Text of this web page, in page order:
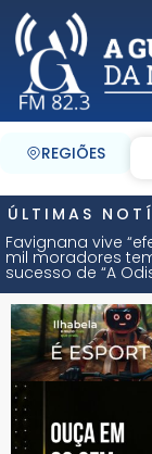
REGIÕES
ÚLTIMAS
Favignana vive
mil moradores
sucesso de “A